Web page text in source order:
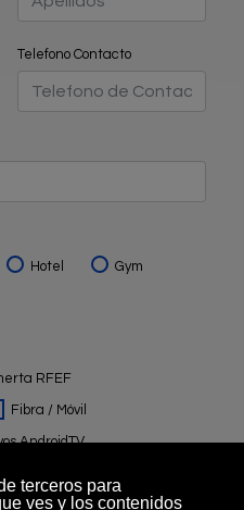
Telefono Contacto
Hotel Gym
RFEF
Fibra / Móvil
AndroidTV
laPolítica de Privacidad